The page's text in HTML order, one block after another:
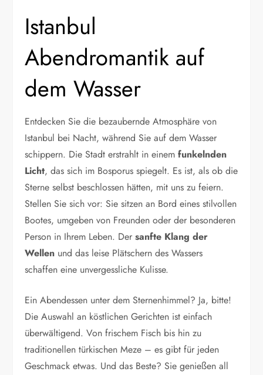
Istanbul
Abendromantik auf
dem Wasser
Entdecken Sie die bezaubernde Atmosphäre von
Istanbul bei Nacht, während Sie auf dem Wasser
schippern. Die Stadt erstrahlt in einemfunkelnden
Licht, das sich im Bosporus spiegelt. Es ist, als ob die
Sterne selbst beschlossen hätten, mit uns zu feiern.
Stellen Sie sich vor: Sie sitzen an Bord eines stilvollen
Bootes, umgeben von Freunden oder der besonderen
Person in Ihrem Leben. Dersanfte Klang der
Wellen und das leise Plätschern des Wassers
schaffen eine unvergessliche Kulisse.
Ein Abendessen unter dem Sternenhimmel? Ja, bitte!
Die Auswahl an köstlichen Gerichten ist einfach
überwältigend. Von frischem Fisch bis hin zu
traditionellen türkischen Meze – es gibt für jeden
Geschmack etwas. Und das Beste? Sie genießen all